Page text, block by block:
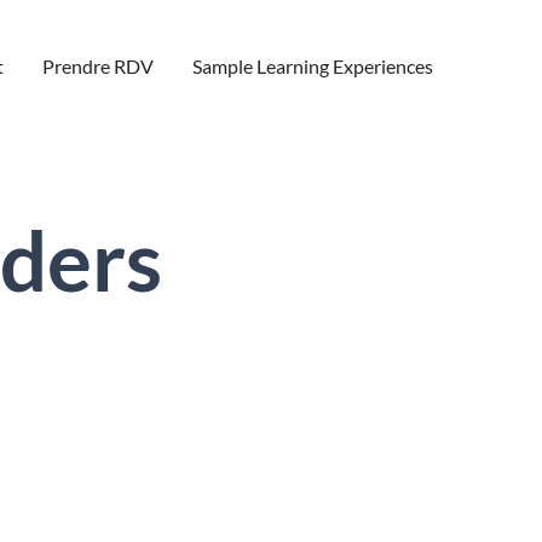
Prendre RDV Sample Learning Experiences